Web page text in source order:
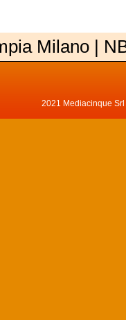
Milano |
2021 Mediacinque Srl